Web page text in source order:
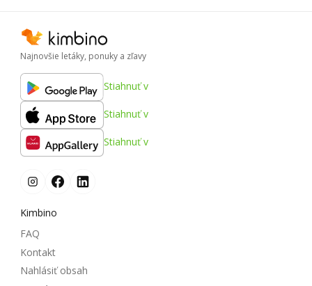
Najnovšie letáky, ponuky a zľavy
Stiahnuť v
Stiahnuť v
Stiahnuť v
Kimbino
FAQ
Kontakt
Nahlásiť obsah